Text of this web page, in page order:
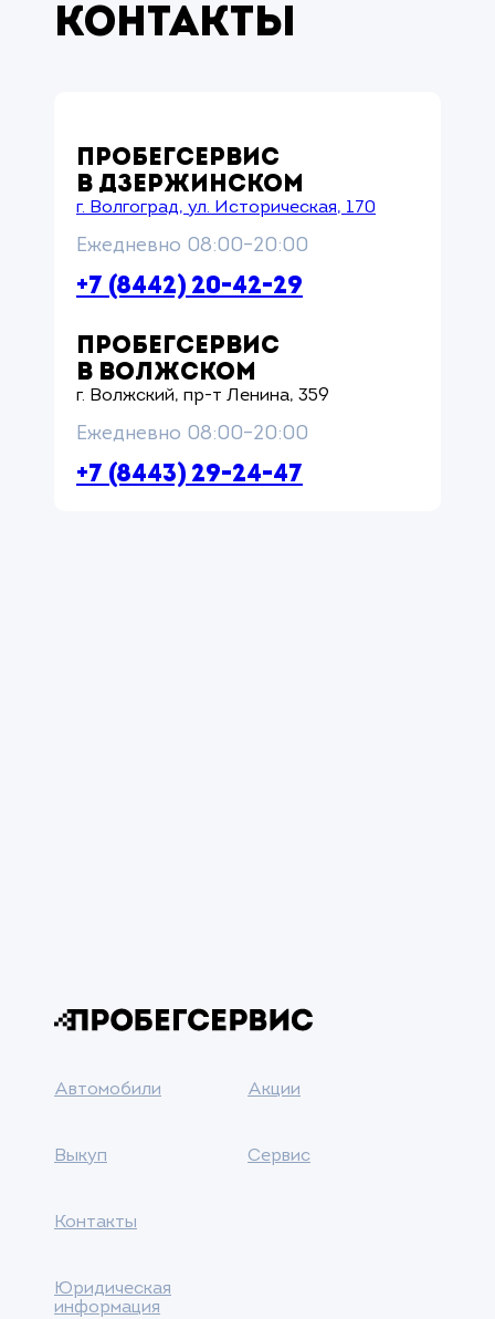
Контакты
ПРОБЕГСЕРВИС
В ДЗЕРЖИНСКОМ
г. Волгоград, ул. Историческая, 170
Ежедневно 08:00–20:00
+7 (8442) 20-42-29
ПРОБЕГСЕРВИС
В ВОЛЖСКОМ
г. Волжский, пр-т Ленина, 359
Ежедневно 08:00–20:00
+7 (8443) 29-24-47
Автомобили
Выкуп
Акции
Сервис
Контакты
Юридическая
информация